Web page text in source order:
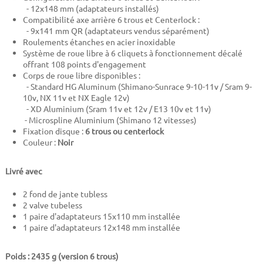
- 12x148 mm (adaptateurs installés)
Compatibilité axe arrière 6 trous et Centerlock :
- 9x141 mm QR (adaptateurs vendus séparément)
Roulements étanches en acier inoxidable
Système de roue libre à 6 cliquets à fonctionnement décalé
offrant 108 points d'engagement
Corps de roue libre disponibles :
- Standard HG Aluminum (Shimano-Sunrace 9-10-11v / Sram 9-
10v, NX 11v et NX Eagle 12v)
- XD Aluminium (Sram 11v et 12v / E13 10v et 11v)
- Microspline Aluminium (Shimano 12 vitesses)
Fixation disque : 6 trous ou centerlock
Couleur : Noir
Livré avec
2 fond de jante tubless
2 valve tubeless
1 paire d'adaptateurs 15x110 mm installée
1 paire d'adaptateurs 12x148 mm installée
Poids : 2435 g (version 6 trous)